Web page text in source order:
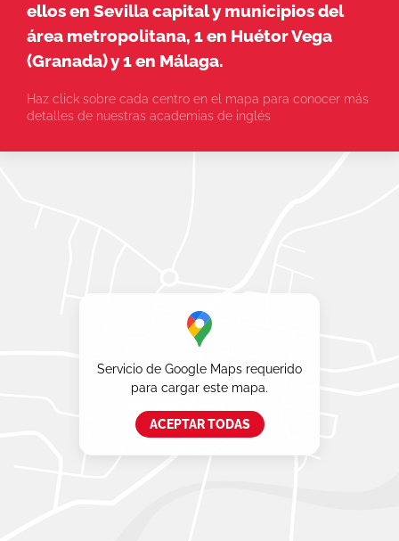
ellos en Sevilla capital y municipios del
área metropolitana, 1 en Huétor Vega
(Granada) y 1 en Málaga.
Haz click sobre cada centro en el mapa para conocer más
detalles de nuestras academias de inglés
Servicio de Google Maps requerido
para cargar este mapa.
ACEPTAR TODAS